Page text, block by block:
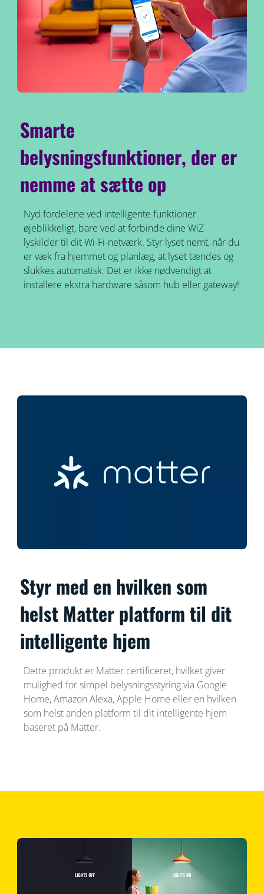
Smarte
belysningsfunktioner, der er
nemme at sætte op
Nyd fordelene ved intelligente funktioner
øjeblikkeligt, bare ved at forbinde dine WiZ
lyskilder til dit Wi-Fi-netværk. Styr lyset nemt, når du
er væk fra hjemmet og planlæg, at lyset tændes og
slukkes automatisk. Det er ikke nødvendigt at
installere ekstra hardware såsom hub eller gateway!
Styr med en hvilken som
helst Matter platform til dit
intelligente hjem
Dette produkt er Matter certificeret, hvilket giver
mulighed for simpel belysningsstyring via Google
Home, Amazon Alexa, Apple Home eller en hvilken
som helst anden platform til dit intelligente hjem
baseret på Matter.